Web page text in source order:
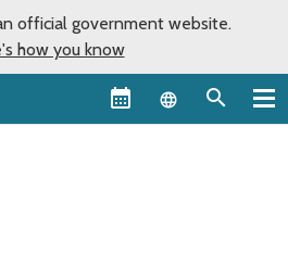
official government website.
how you know
Language